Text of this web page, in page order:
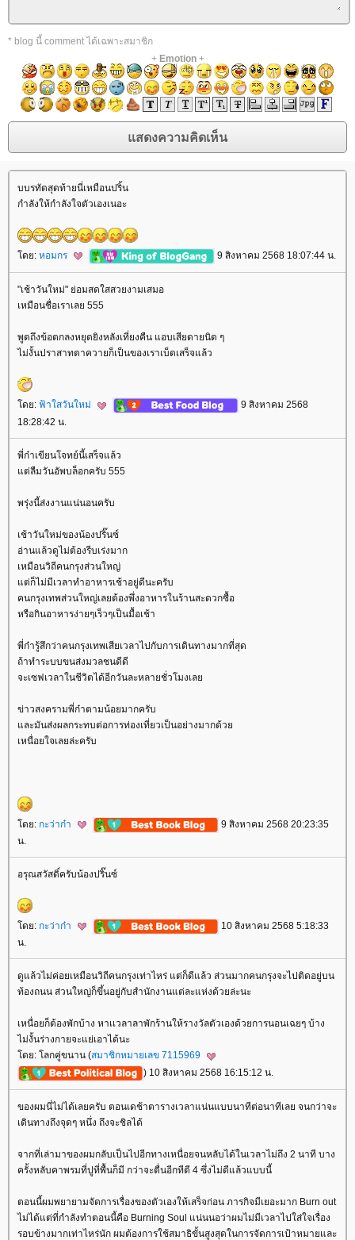
* blog นี้ comment ได้เฉพาะสมาชิก
+ Emotion+
บบรทัดสุดท้ายนี่เหมือนปริ้น
กำลังให้กำลังใจตัวเองเนอะ
ดย: หอมกร 9 สิงหาคม 2568 18:07:44 น.
"เช้าวันใหม่" ย่อมสดใสสวยงามเสมอ
เหมือนชื่อเราเลย 555
พูดถึงข้อตกลงหยุดยิงหลังเที่ยงคืน แอบเสียดายนิด ๆ
ไม่งั้นปราสาทตาควายก็เป็นของเราเบ็ดเสร็จแล้ว
ดย: ฟ้าใสวันใหม่
9 สิงหาคม 2568
18:28:42 น.
พี่ก๋าเขียนโจทย์นี้เสร็จแล้ว
ต่ลืมวันอัพบล็อกครับ 555
พรุ่งนี้ส่งงานแน่นอนครับ
เช้าวันใหม่ของน้องปริ๊นซ์
อ่านแล้วดูไม่ต้องรีบเร่งมาก
เหมือนวิถีคนกรุงส่วนใหญ่
ต่ก็ไม่มีเวลาทำอาหารเช้าอยู่ดีนะครับ
คนกรุงเทพส่วนใหญ่เลยต้องพึ่งอาหารในร้านสะดวกซื้อ
หรือกินอาหารง่ายๆเร็วๆเป็นมื้อเช้า
พี่ก๋ารู้สึกว่าคนกรุงเทพเสียเวลาไปกับการเดินทางมากที่สุด
ถ้าทำระบบขนส่งมวลชนดีดี
จะเซฟเวลาในชีวิตได้อีกวันละหลายชั่วโมงเล
ข่าวสงครามพี่ก๋าตามน้อยมากครับ
ละมันส่งผลกระทบต่อการท่องเที่ยวเป็นอย่างมากด้ว
เหนื่อยใจเลยล่ะครับ
ดย: กะว่าก๋า
9 สิงหาคม 2568 20:23:35
น.
อรุณสวัสดิ์ครับน้องปริ๊นซ์
ดย: กะว่าก๋า
10 สิงหาคม 2568 5:18:33
น.
ดูแล้วไม่ค่อยเหมือนวิถีคนกรุงเท่าไหร่ แต่ก็ดีแล้ว ส่วนมากคนกรุงจะไปติดอยู่บน
ท้องถนน ส่วนใหญ่ก็ขึ้นอยู่กับสำนักงานแต่ละแห่งด้วยล่ะนะ
เหนื่อยก็ต้องพักบ้าง หาเเวลาลาพักร้านให้รางวัลตัวเองด้วยการนอนเฉยๆ บ้าง
ไม่งั้นร่างกายจะแย่เอาได้นะ
ดย: โลกคู่ขนาน (สมาชิกหมายเลข 7115969
) 10 สิงหาคม 2568 16:15:12 น.
ของผมนี่ไม่ได้เลยครับ ตอนเดช้าตารางเวลาแน่นแบบนาทีต่อนาทีเลย จนกว่าจะ
เดินทางถึงจุดๆ หนึ่ง ถึงจะชิลได้
จากที่เล่ามาของผมกลับเป็นไปอีกทางเหนื่อยจนหลับได้ในเวลาไม่ถึง 2 นาที บาง
ครั้งหลับคาพรมที่ปูที่พื้นก็มี กว่าจะตื่นอีกทีตี 4 ซึ่งไม่ดีแล้วแบบนี้
ตอนนี้ผมพยายามจัดการเรื่องของตัวเองให้เสร็จก่อน ภารกิจมีเยอะมาก Burn out
ไม่ได้แต่ที่กำลังทำตอนนี้คือ Burning Soul แน่นนอว่าผมไม่มีเวลาไปใส่ใจเรื่อง
รอบข้างมากเท่าไหร่นัก ผมต้องการใช้สมาธิขั้นสูงสุดในการจัดการเป้าหมายและ